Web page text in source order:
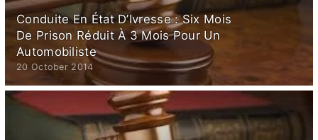
Conduite En État D’Ivresse : Six Mois
De Prison Réduit À 3 Mois Pour Un
Automobiliste
20 October 2014